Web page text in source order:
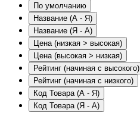
По умолчанию
Название (А - Я)
Название (Я - А)
Цена (низкая > высокая)
Цена (высокая > низкая)
Рейтинг (начиная с высокого)
Рейтинг (начиная с низкого)
Код Товара (А - Я)
Код Товара (Я - А)